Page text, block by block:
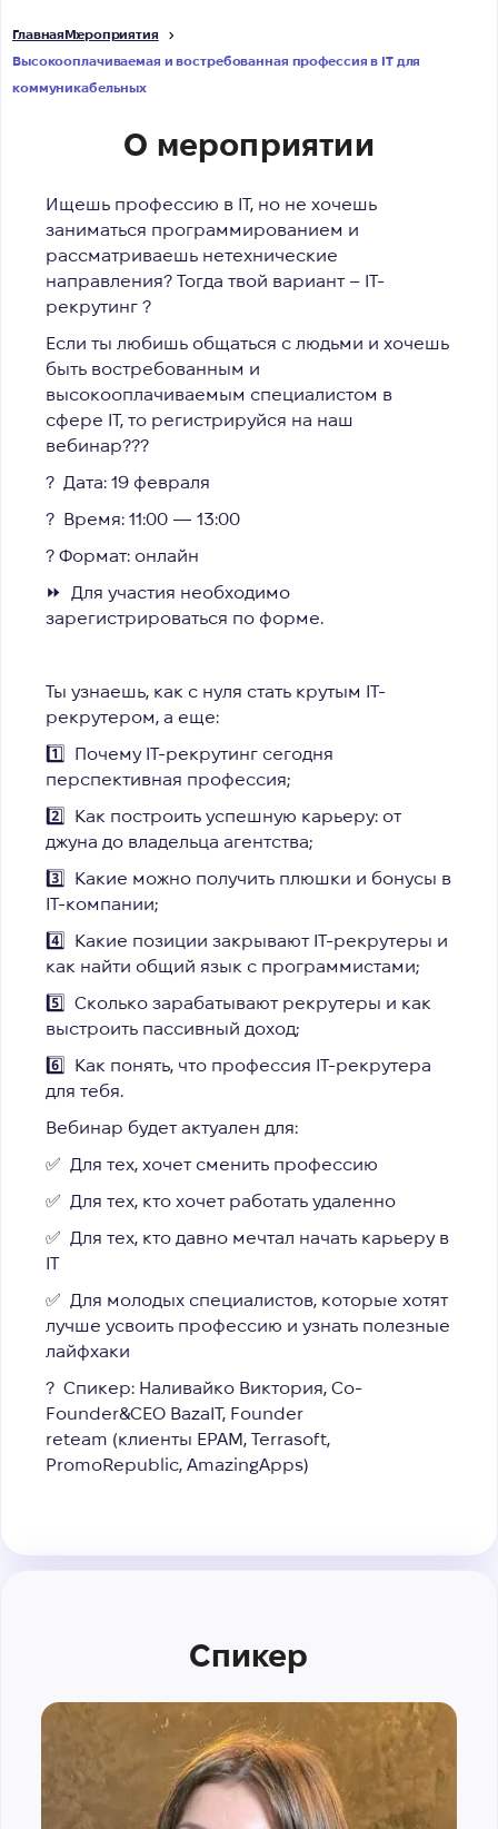
ГлавнаяМероприятия
Высокооплачиваемая и востребованная профессия в IТ для
коммуникабельных
О мероприятии
Ищешь профессию в IT, но не хочешь
заниматься программированием и
рассматриваешь нетехнические
направления? Тогда твой вариант – IT-
рекрутинг?
Если ты любишь общаться с людьми и хочешь
быть востребованным и
высокооплачиваемым специалистом в
сфере IT, то регистрируйся на наш
вебинар??‍?
? Дата: 19 февраля
? Время: 11:00 — 13:00
? Формат: онлайн
⏩ Для участия необходимо
зарегистрироваться по форме.
Ты узнаешь, как с нуля стать крутым IТ-
рекрутером, а еще:
1️⃣ Почему IТ-рекрутинг сегодня
перспективная профессия;
2️⃣ Как построить успешную карьеру: от
джуна до владельца агентства;
3️⃣ Какие можно получить плюшки и бонусы в
IT-компании;
4️⃣ Какие позиции закрывают IТ-рекрутеры и
как найти общий язык с программистами;
5️⃣ Сколько зарабатывают рекрутеры и как
выстроить пассивный доход;
6️⃣ Как понять, что профессия IТ-рекрутера
для тебя.
Вебинар будет актуален для:
✅ Для тех, хочет сменить профессию
✅ Для тех, кто хочет работать удаленно
✅ Для тех, кто давно мечтал начать карьеру в
IТ
✅ Для молодых специалистов, которые хотят
лучше усвоить профессию и узнать полезные
лайфхаки
? Спикер: Наливайко Виктория, Co-
Founder&CEO BazaIT, Founder
reteam (клиенты EPAM, Terrasoft,
PromoRepublic, AmazingApps)
Спикер